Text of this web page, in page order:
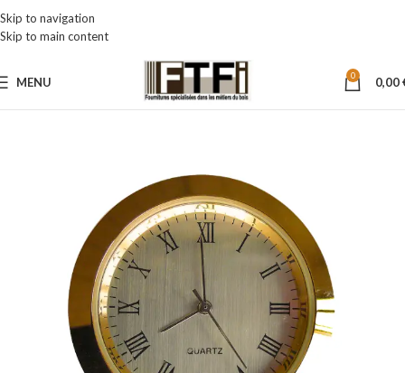
Skip to navigation
Skip to main content
MENU 0 0,00